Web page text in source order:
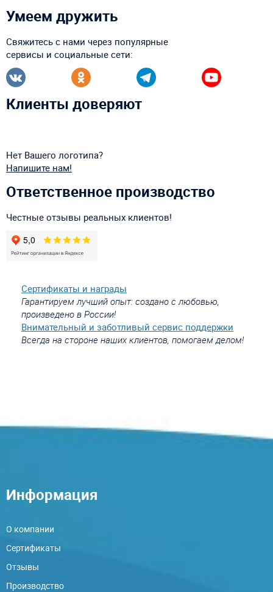
Умеем дружить
Свяжитесь с нами через популярные
сервисы и социальные сети:
Клиенты доверяют
Нет Вашего логотипа?
Напишите нам!
Ответственное производство
Честные отзывы реальных клиентов!
Сертификаты и награды
Гарантируем лучший опыт: создано с любовью,
произведено в России!
Внимательный и заботливый сервис поддержки
Всегда на стороне наших клиентов, помогаем делом!
Информация
О компании
Сертификаты
Отзывы
Производство